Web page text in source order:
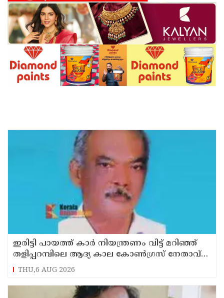
ഇരിട്ടി പായത്ത് കാർ നിയന്ത്രണം വിട്ട് മറിഞ്ഞ്
തളിപ്പറമ്പിലെ ആദ്യ കാല കോണ്‍ഗ്രസ് നേതാവ്
മരിച്ചു
THU,6 AUG 2026